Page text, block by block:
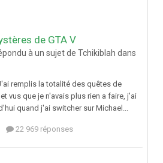
de GTA V
à un sujet de Tchikiblah dans
remplis la totalité des quêtes de
vus que je n'avais plus rien a faire, j'ai
quand j'ai switcher sur Michael...
22 969 réponses